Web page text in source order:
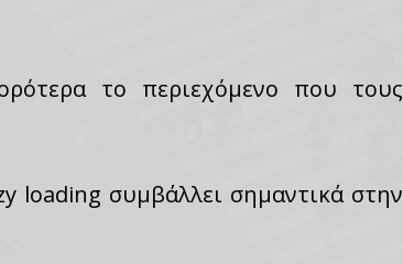
το περιεχόμενο που τους
loading συμβάλλει σημαντικά στην